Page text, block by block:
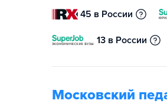
45 в России
13 в России
Московский